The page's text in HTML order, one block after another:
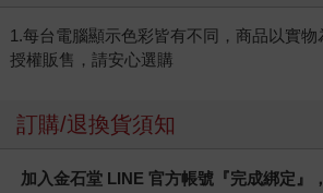
1.每台電腦顯示色彩皆有不同，商品以實物
授權販售，請安心選購
訂購/退換貨須知
加入金石堂 LINE 官方帳號『完成綁定』